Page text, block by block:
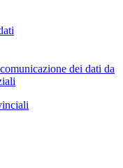
dei dati da